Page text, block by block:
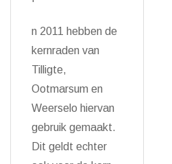
n 2011 hebben de
kernraden van
Tilligte,
Ootmarsum en
Weerselo hiervan
gebruik gemaakt.
Dit geldt echter